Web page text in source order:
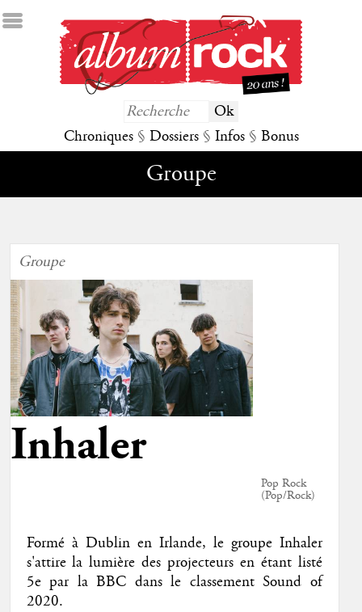
Chroniques § Dossiers § Infos § Bonus
Groupe
Groupe
Inhaler
Pop Rock
(Pop/Rock)
Formé à Dublin en Irlande, le groupe Inhaler
s'attire la lumière des projecteurs en étant listé
5e par la BBC dans le classement Sound of
2020.